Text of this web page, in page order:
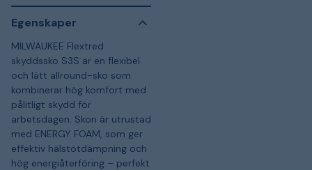
Egenskaper
MILWAUKEE Flextred
skyddssko S3S är en flexibel
och lätt allround-sko som
kombinerar hög komfort med
pålitligt skydd för
arbetsdagen. Skon är utrustad
med ENERGY FOAM, som ger
effektiv hälstötdämpning och
hög energiåterföring – perfekt